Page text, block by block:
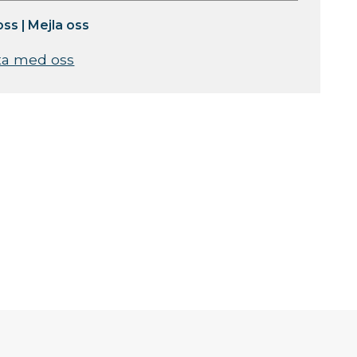
| Mejla oss
med oss